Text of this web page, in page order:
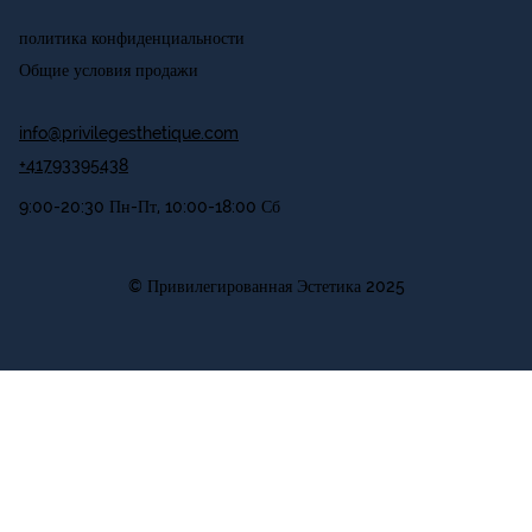
info@privilegesthetique.com
+41793395438
9:00-20:30 Пн-Пт, 10:00-18:00 Сб
политика конфиденциальности
Общие условия продажи
© Привилегированная Эстетика 2025